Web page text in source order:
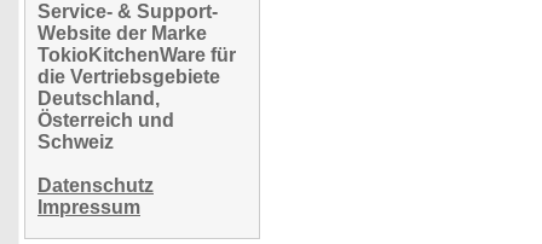
Service- & Support-
Website der Marke
TokioKitchenWare für
die Vertriebsgebiete
Deutschland,
Österreich und
Schweiz
Datenschutz
Impressum